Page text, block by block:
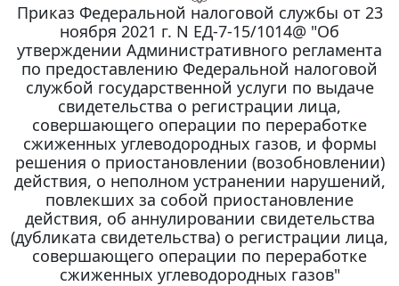
Приказ Федеральной налоговой службы от 23
ноября 2021 г. N ЕД-7-15/1014@ "Об
утверждении Административного регламента
по предоставлению Федеральной налоговой
службой государственной услуги по выдаче
свидетельства о регистрации лица,
совершающего операции по переработке
сжиженных углеводородных газов, и формы
решения о приостановлении (возобновлении)
действия, о неполном устранении нарушений,
повлекших за собой приостановление
действия, об аннулировании свидетельства
(дубликата свидетельства) о регистрации лица,
совершающего операции по переработке
сжиженных углеводородных газов"